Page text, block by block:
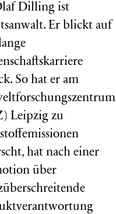
Dilling ist
Er blickt auf
So hat er am
) Leipzig zu
hat nach einer
über